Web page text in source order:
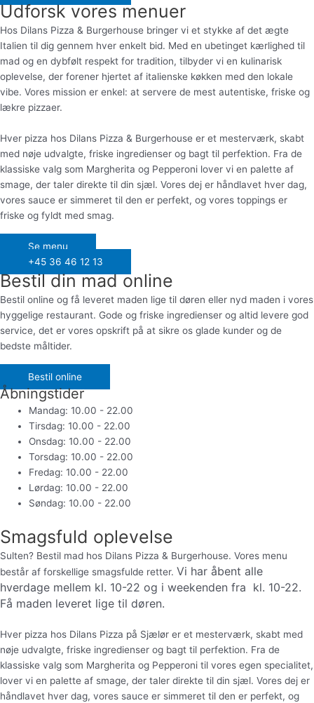
Udforsk vores menuer
Hos Dilans Pizza & Burgerhouse bringer vi et stykke af det ægte
Italien til dig gennem hver enkelt bid. Med en ubetinget kærlighed til
mad og en dybfølt respekt for tradition, tilbyder vi en kulinarisk
oplevelse, der forener hjertet af italienske køkken med den lokale
vibe. Vores mission er enkel: at servere de mest autentiske, friske og
lækre pizzaer.
Hver pizza hos Dilans Pizza & Burgerhouse er et mesterværk, skabt
med nøje udvalgte, friske ingredienser og bagt til perfektion. Fra de
klassiske valg som Margherita og Pepperoni lover vi en palette af
smage, der taler direkte til din sjæl. Vores dej er håndlavet hver dag,
vores sauce er simmeret til den er perfekt, og vores toppings er
friske og fyldt med smag.
Se menu
+45 36 46 12 13
Bestil din mad online
Bestil online og få leveret maden lige til døren eller nyd maden i vores
hyggelige restaurant. Gode og friske ingredienser og altid levere god
service, det er vores opskrift på at sikre os glade kunder og de
bedste måltider.
Bestil online
Åbningstider
Mandag: 10.00 - 22.00
Tirsdag: 10.00 - 22.00
Onsdag: 10.00 - 22.00
Torsdag: 10.00 - 22.00
Fredag: 10.00 - 22.00
Lørdag: 10.00 - 22.00
Søndag: 10.00 - 22.00
Smagsfuld oplevelse
Sulten? Bestil mad hos Dilans Pizza & Burgerhouse. Vores menu
består af forskellige smagsfulde retter. Vi har åbent alle
hverdage mellem kl. 10-22 og i weekenden fra kl. 10-22.
Få maden leveret lige til døren.
Hver pizza hos Dilans Pizza på Sjælør er et mesterværk, skabt med
nøje udvalgte, friske ingredienser og bagt til perfektion. Fra de
klassiske valg som Margherita og Pepperoni til vores egen specialitet,
lover vi en palette af smage, der taler direkte til din sjæl. Vores dej er
håndlavet hver dag, vores sauce er simmeret til den er perfekt, og